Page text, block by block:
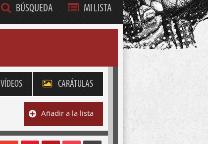
BÚSQUEDA MI LISTA
VÍDEOS CARÁTULAS
Añadir a la lista